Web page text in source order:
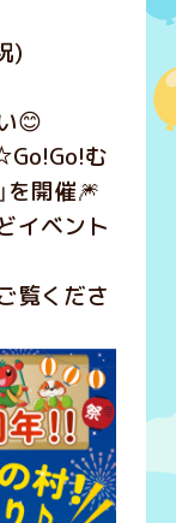
)
😊
む
を開催🎆
イベント
覧くださ